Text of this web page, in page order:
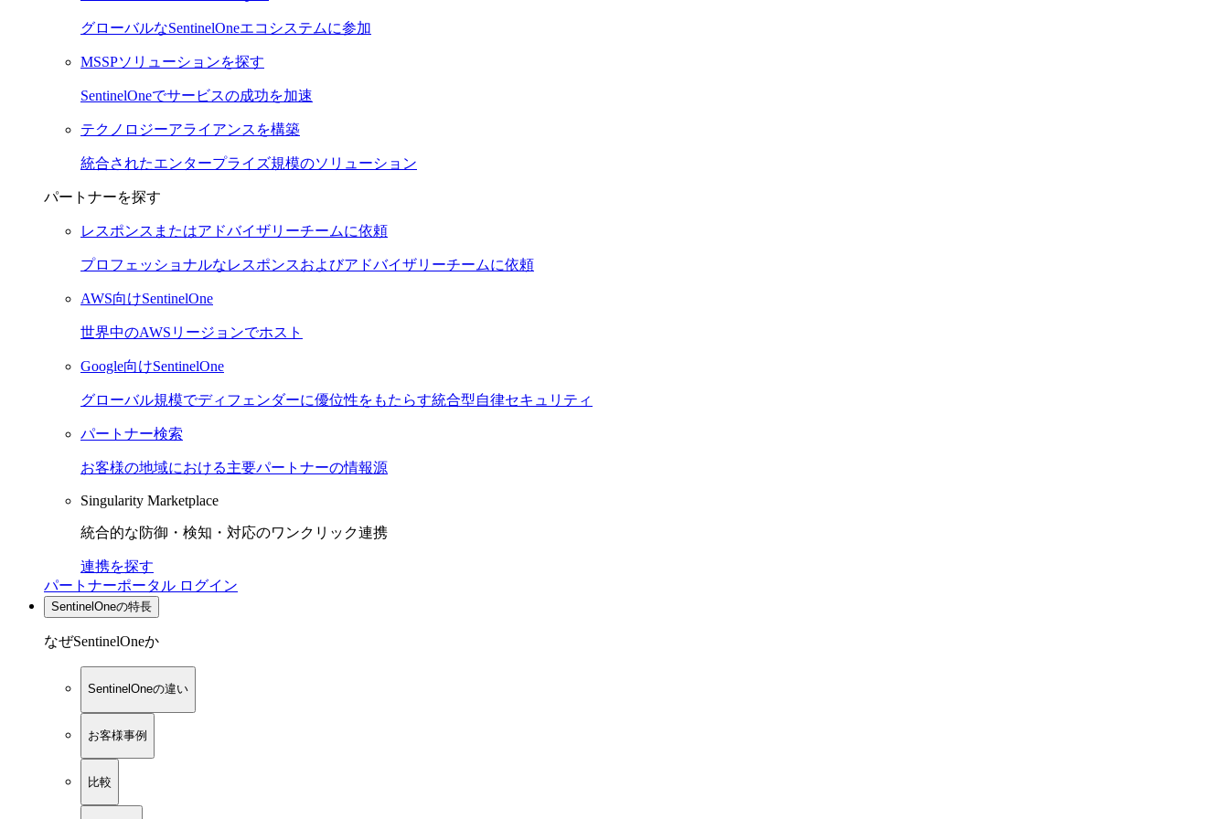
グローバルなSentinelOneエコシステムに参加
MSSPソリューションを探す
SentinelOneでサービスの成功を加速
テクノロジーアライアンスを構築
統合されたエンタープライズ規模のソリューション
パートナーを探す
レスポンスまたはアドバイザリーチームに依頼
プロフェッショナルなレスポンスおよびアドバイザリーチームに依頼
AWS向けSentinelOne
世界中のAWSリージョンでホスト
Google向けSentinelOne
グローバル規模でディフェンダーに優位性をもたらす統合型自律セキュリティ
パートナー検索
お客様の地域における主要パートナーの情報源
Singularity Marketplace
統合的な防御・検知・対応のワンクリック連携
連携を探す
パートナーポータル ログイン
SentinelOneの特長
なぜSentinelOneか
SentinelOneの違い
お客様事例
比較